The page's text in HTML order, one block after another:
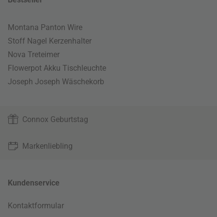
Montana Panton Wire
Stoff Nagel Kerzenhalter
Nova Treteimer
Flowerpot Akku Tischleuchte
Joseph Joseph Wäschekorb
Connox Geburtstag
Markenliebling
Kundenservice
Kontaktformular